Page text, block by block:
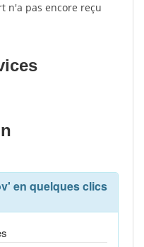
n'a pas encore reçu